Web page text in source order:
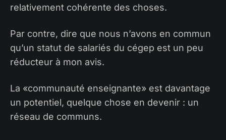
relativement cohérente des choses.
Par contre, dire que nous n’avons en commun
qu’un statut de salariés du cégep est un peu
réducteur à mon avis.
La «communauté enseignante» est davantage
un potentiel, quelque chose en devenir : un
réseau de communs.